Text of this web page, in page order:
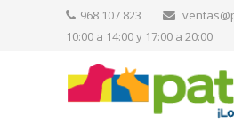
968 107 823
10:00 a 14:00 y 17:00 a 20:00